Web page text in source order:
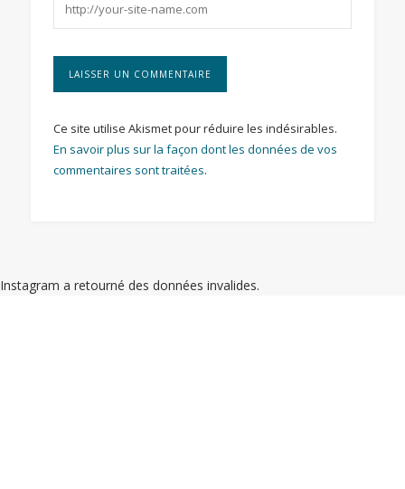
Ce site utilise Akismet pour réduire les indésirables.
En savoir plus sur la façon dont les données de vos
commentaires sont traitées.
Instagram a retourné des données invalides.